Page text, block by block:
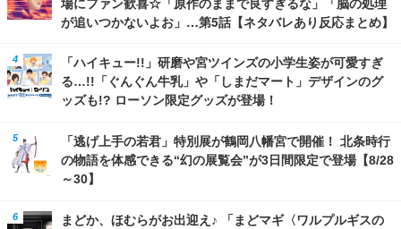
場にファン歓喜☆「原作のままで良すぎるな」「脳の処理
が追いつかないよお」…第5話【ネタバレあり反応まとめ】
「ハイキュー!!」研磨や宮ツインズの小学生姿が可愛すぎ
る…!!「ぐんぐん牛乳」や「しまだマート」デザインのグ
ッズも!? ローソン限定グッズが登場！
「逃げ上手の若君」特別展が鶴岡八幡宮で開催！ 北条時行
の物語を体感できる“幻の展覧会”が3日間限定で登場【8/28
～30】
まどか、ほむらがお出迎え♪ 「まどマギ〈ワルプルギスの